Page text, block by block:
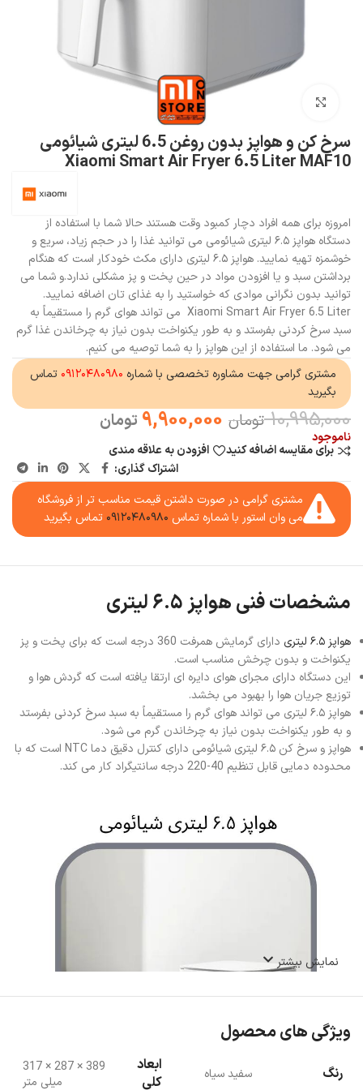
سرخ کن و هواپز بدون روغن 6.5 لیتری شیائومی
Xiaomi Smart Air Fryer 6.5 Liter MAF10
امروزه برای همه افراد دچار کمبود وقت هستند حالا شما با استفاده از
دستگاه هواپز ۶.۵ لیتری شیائومی می توانید غذا را در حجم زیاد، سریع و
خوشمزه تهیه نمایید. هواپز ۶.۵ لیتری دارای مکث خودکار است که هنگام
برداشتن سبد و یا افزودن مواد در حین پخت و پز مشکلی ندارد.و شما می
توانید بدون نگرانی موادی که خواستید را به غذای تان اضافه نمایید.
Xiaomi Smart Air Fryer 6.5 Liter می تواند هوای گرم را مستقیماً به
سبد سرخ کردنی بفرستد و به طور یکنواخت بدون نیاز به چرخاندن غذا گرم
می شود. ما استفاده از این هواپز را به شما توصیه می کنیم.
مشتری گرامی جهت مشاوره تخصصی با شماره ۰۹۱۲۰۴۸۰۹۸۰ تماس
بگیرید
10,995,000 تومان 9,900,000 تومان
ناموجود
برای مقایسه اضافه کنید
افزودن به علاقه مندی
اشتراک گذاری:
مشتری گرامی در صورت داشتن قیمت مناسب تر از فروشگاه
می وان استور با شماره تماس ۰۹۱۲۰۴۸۰۹۸۰ تماس بگیرید
مشخصات فنی هواپز ۶.۵ لیتری
هواپز ۶.۵ لیتری
دارای گرمایش همرفت 360 درجه است که برای پخت و پز
یکنواخت و بدون چرخش مناسب است.
این دستگاه دارای مجرای هوای دایره ای ارتقا یافته است که گردش هوا و
توزیع جریان هوا را بهبود می بخشد.
هواپز ۶.۵ لیتری می تواند هوای گرم را مستقیماً به سبد سرخ کردنی بفرستد
و به طور یکنواخت بدون نیاز به چرخاندن گرم می شود.
هواپز و سرخ کن ۶.۵ لیتری شیائومی دارای کنترل دقیق دما NTC است که با
محدوده دمایی قابل تنظیم 40-220 درجه سانتیگراد کار می کند.
نمایش بیشتر
ویژگی های محصول
رنگ سفید سیاه
ابعاد
کلی
389 × 287 × 317
میلی متر